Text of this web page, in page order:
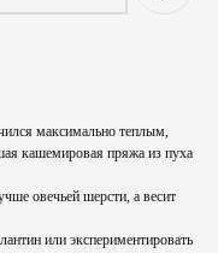
максимально теплым,
кашемировая пряжа из пуха
овечьей шерсти, а весит
или экспериментировать